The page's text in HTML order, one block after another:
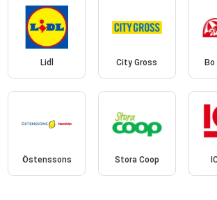
Lidl City Gross
Östenssons Stora Coop